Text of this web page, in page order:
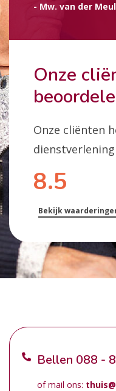
Onze
Onze cliënten
8.5
Bekijk
- Mw. van der
Bellen 088 -
of mail ons: